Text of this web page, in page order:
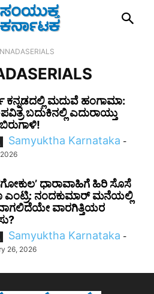
ಕನ್ನಡದಲ್ಲಿ ಮದುವೆ ಹಂಗಾಮಾ:
ಬದುಕಿನಲ್ಲಿ ಎದುರಾಯ್ತು
Samyuktha Karnataka -
ಧಾರಾವಾಹಿಗೆ ಹಿರಿ ಸೊಸೆ
ಎಂಟ್ರಿ: ನಂದಕುಮಾರ್ ಮನೆಯಲ್ಲಿ
ವಾರಗಿತ್ತಿಯರ
Samyuktha Karnataka -
26, 2026